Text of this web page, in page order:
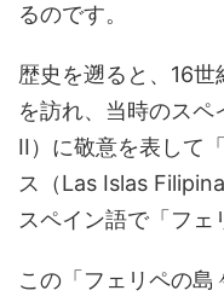
るのです。
歴史を遡ると、16
を訪れ、当時のス
II）に敬意を表して
ス（Las Islas
スペイン語で「フェ
この「フェリペの